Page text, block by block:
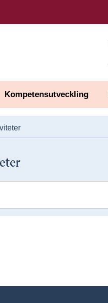
Kompetensutveckling